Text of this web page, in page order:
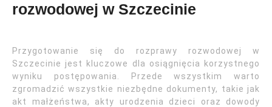
rozwodowej w Szczecinie
Przygotowanie się do rozprawy rozwodowej w
Szczecinie jest kluczowe dla osiągnięcia korzystnego
wyniku postępowania. Przede wszystkim warto
zgromadzić wszystkie niezbędne dokumenty, takie jak
akt małżeństwa, akty urodzenia dzieci oraz dowody